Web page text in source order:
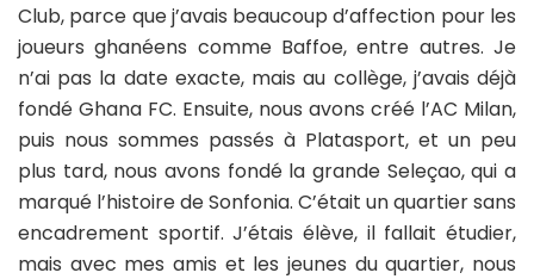
Club, parce que j’avais beaucoup d’affection pour les
joueurs ghanéens comme Baffoe, entre autres. Je
n’ai pas la date exacte, mais au collège, j’avais déjà
fondé Ghana FC. Ensuite, nous avons créé l’AC Milan,
puis nous sommes passés à Platasport, et un peu
plus tard, nous avons fondé la grande Seleçao, qui a
marqué l’histoire de Sonfonia. C’était un quartier sans
encadrement sportif. J’étais élève, il fallait étudier,
mais avec mes amis et les jeunes du quartier, nous